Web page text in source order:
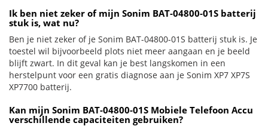
Ik ben niet zeker of mijn Sonim BAT-04800-01S batterij
stuk is, wat nu?
Ben je niet zeker of je Sonim BAT-04800-01S batterij stuk is. Je
toestel wil bijvoorbeeld plots niet meer aangaan en je beeld
blijft zwart. In dit geval kan je best langskomen in een
herstelpunt voor een gratis diagnose aan je Sonim XP7 XP7S
XP7700 batterij.
Kan mijn Sonim BAT-04800-01S Mobiele Telefoon Accu
verschillende capaciteiten gebruiken?